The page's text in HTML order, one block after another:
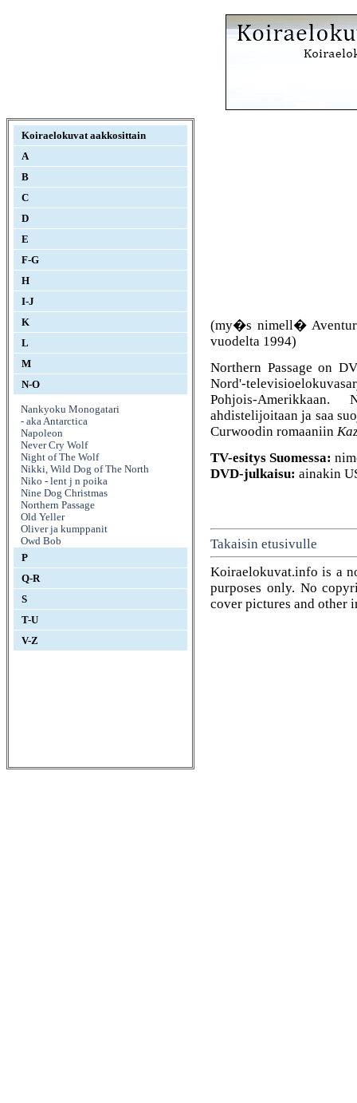
Koiraelokuvat aakkosittain
A
B
C
D
E
F-G
H
I-J
K
L
M
N-O
Nankyoku Monogatari
- aka Antarctica
Napoleon
Never Cry Wolf
Night of The Wolf
Nikki, Wild Dog of The North
Niko - lent j n poika
Nine Dog Christmas
Northern Passage
Old Yeller
Oliver ja kumppanit
Owd Bob
P
Q-R
S
T-U
V-Z
(my�s nimell�
vuodelta 1994)
Northern Passage on
Nord'-
Pohjois-
ahdistelijoitaan ja saa
Curwoodin romaaniin
TV-esitys Suomessa:
DVD-julkaisu: ainakin
Takaisin etusivulle
Koiraelokuvat.info is a
purposes only. No
cover pictures and other